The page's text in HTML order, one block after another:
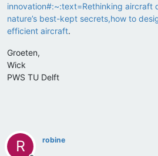
innovation#:~:text=Rethinking aircraft
nature’s best-kept secrets,how to
efficient aircraft.
Groeten,
Wick
PWS TU Delft
R robine